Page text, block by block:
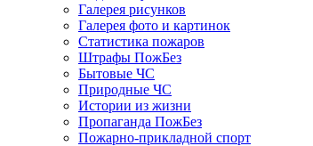
Галерея рисунков
Галерея фото и картинок
Статистика пожаров
Штрафы ПожБез
Бытовые ЧС
Природные ЧС
Истории из жизни
Пропаганда ПожБез
Пожарно-прикладной спорт